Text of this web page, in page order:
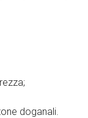
doganali.